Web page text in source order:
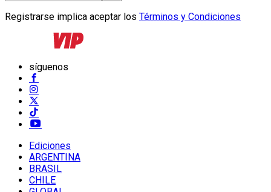
Registrarse implica aceptar los Términos y Condiciones
síguenos
Ediciones
ARGENTINA
BRASIL
CHILE